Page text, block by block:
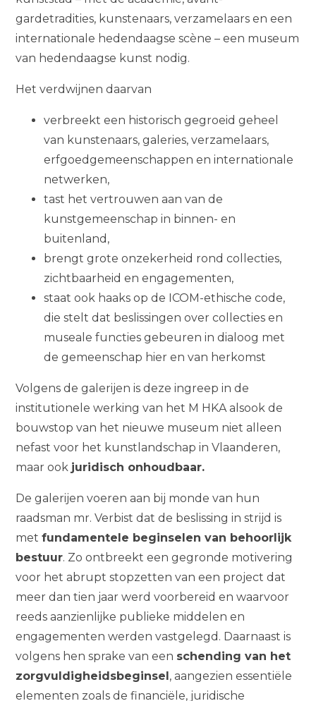
gardetradities, kunstenaars, verzamelaars en een
internationale hedendaagse scène – een museum
van hedendaagse kunst nodig.
Het verdwijnen daarvan
verbreekt een historisch gegroeid geheel
van kunstenaars, galeries, verzamelaars,
erfgoedgemeenschappen en internationale
netwerken,
tast het vertrouwen aan van de
kunstgemeenschap in binnen- en
buitenland,
brengt grote onzekerheid rond collecties,
zichtbaarheid en engagementen,
staat ook haaks op de ICOM-ethische code,
die stelt dat beslissingen over collecties en
museale functies gebeuren in dialoog met
de gemeenschap hier en van herkomst
Volgens de galerijen is deze ingreep in de
institutionele werking van het M HKA alsook de
bouwstop van het nieuwe museum niet alleen
nefast voor het kunstlandschap in Vlaanderen,
maar ook juridisch onhoudbaar.
De galerijen voeren aan bij monde van hun
raadsman mr. Verbist dat de beslissing in strijd is
metfundamentele beginselen van behoorlijk
bestuur. Zo ontbreekt een gegronde motivering
voor het abrupt stopzetten van een project dat
meer dan tien jaar werd voorbereid en waarvoor
reeds aanzienlijke publieke middelen en
engagementen werden vastgelegd. Daarnaast is
volgens hen sprake van een schending van het
zorgvuldigheidsbeginsel, aangezien essentiële
elementen zoals de financiële, juridische